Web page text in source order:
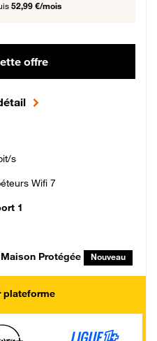
52,99 €/mois
offre
s
Wifi 7
1
Protégée Nouveau
plateforme